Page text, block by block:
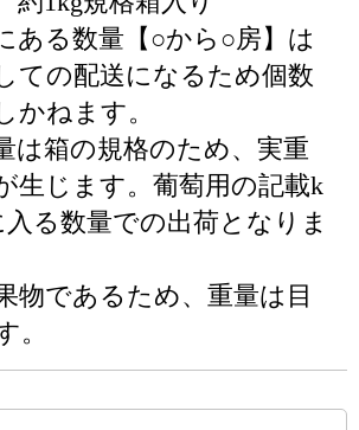
ある数量【○から○房】は
ての配送になるため個数
かねます。
は箱の規格のため、実重
生じます。葡萄用の記載k
る数量での出荷となりま
物であるため、重量は目
。